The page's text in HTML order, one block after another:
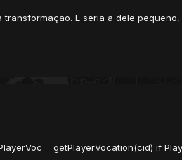
E seria a dele
= getPlayerVocation(cid) if